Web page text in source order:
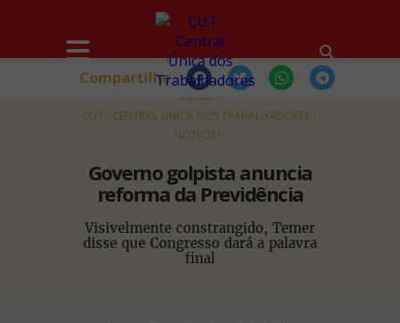
HOME
CUT - CENTRAL ÚNICA DOS TRABALHADORES
NOTÍCIAS
Governo golpista anuncia
reforma da Previdência
Visivelmente constrangido, Temer
disse que Congresso dará a palavra
final
Compartilhe